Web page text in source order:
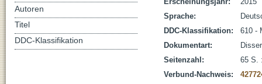
Sprache:
DDC-Klassifikation:
610 -
Dokumentart:
Seitenzahl:
65 S.
Verbund-Nachweis:
Autoren
Titel
DDC-Klassifikation